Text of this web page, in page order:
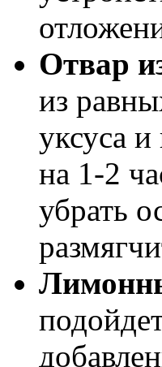
Отвар
из
уксуса
на 1-2
убрать